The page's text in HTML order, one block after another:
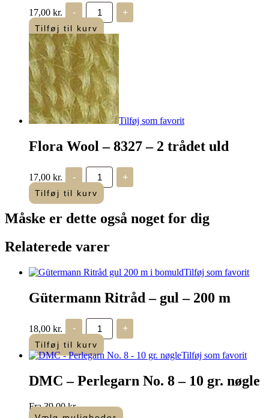
17,00 kr. -
Flora
Wool
-
8326
-
2
trådet
uld
antal
+
Tilføj til kurv
Tilføj som favorit
Flora Wool – 8327 – 2 trådet uld
17,00 kr. -
Flora
Wool
-
8327
2
antal
+
Tilføj til kurv
Måske er dette også noget for dig
Relaterede varer
Tilføj som favorit
Gütermann Ritråd – gul – 200 m
18,00 kr. -
Gütermann
Ritråd
-
gul
-
m
+
Tilføj til kurv
Tilføj som favorit
DMC – Perlegarn No. 8 – 10 gr. nøgle
Fra39,00kr.